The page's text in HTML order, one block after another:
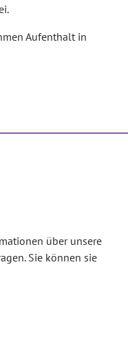
Aufenthalt in
über unsere
Sie können sie